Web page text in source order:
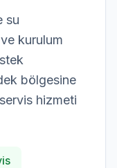
su
ve kurulum
bölgesine
hizmeti